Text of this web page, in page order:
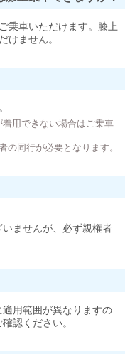
乗車いただけます。膝上
けません。
用できない場合はご乗車
同行が必要となります。
ませんが、必ず親権者
用範囲が異なりますの
確認ください。